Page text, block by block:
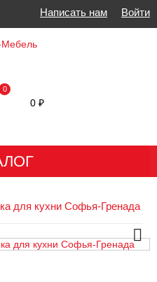
Написать нам Войти
0
0 ₽
для кухни Софья-Гренада